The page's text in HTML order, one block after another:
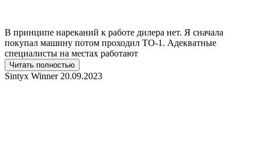
В принципе нареканий к работе дилера нет. Я сначала
покупал машину потом проходил ТО-1. Адекватные
специалисты на местах работают
Читать полностью
Sintyx Winner 20.09.2023